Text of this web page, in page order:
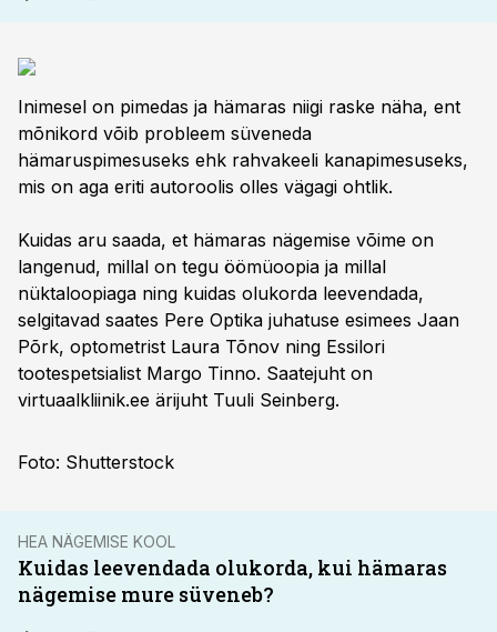
Inimesel on pimedas ja hämaras niigi raske näha, ent
mõnikord võib probleem süveneda
hämaruspimesuseks ehk rahvakeeli kanapimesuseks,
mis on aga eriti autoroolis olles vägagi ohtlik.
Kuidas aru saada, et hämaras nägemise võime on
langenud, millal on tegu öömüoopia ja millal
nüktaloopiaga ning kuidas olukorda leevendada,
selgitavad saates Pere Optika juhatuse esimees Jaan
Põrk, optometrist Laura Tõnov ning Essilori
tootespetsialist Margo Tinno. Saatejuht on
virtuaalkliinik.ee ärijuht Tuuli Seinberg.
Foto: Shutterstock
HEA NÄGEMISE KOOL
Kuidas leevendada olukorda, kui hämaras
nägemise mure süveneb?